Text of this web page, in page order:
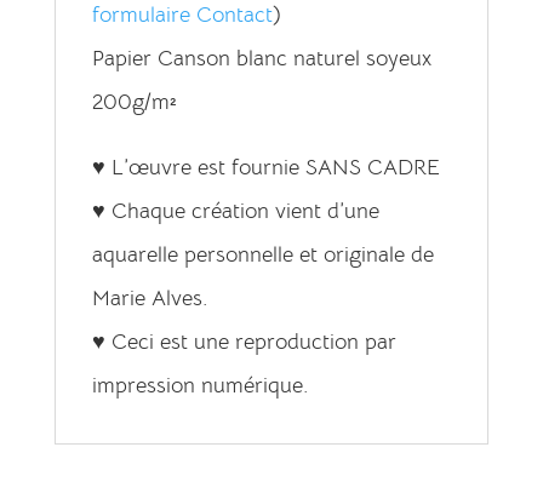
formulaire Contact)
Papier Canson blanc naturel soyeux
200g/m²
♥ L’œuvre est fournie SANS CADRE
♥ Chaque création vient d’une
aquarelle personnelle et originale de
Marie Alves.
♥ Ceci est une reproduction par
impression numérique.